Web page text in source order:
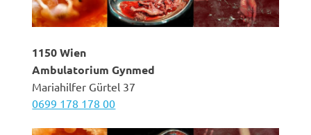
1150 Wien
Ambulatorium Gynmed
Mariahilfer Gürtel 37
0699 178 178 00